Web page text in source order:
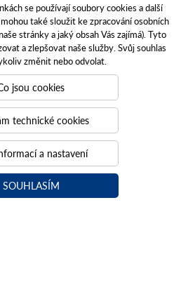
SLUŽBY
KONTAKTY
O NÁS
ODKAZY
OSOBNÍCH ÚDAJŮ
COOKIES
DÍLŮ NH
se používají soubory cookies a další
také sloužit ke zpracování osobních
stránky a jaký obsah Vás zajímá). Tyto
a zlepšovat naše služby. Svůj souhlas
změnit nebo odvolat.
jsou cookies
technické cookies
a nastavení
SOUHLASÍM